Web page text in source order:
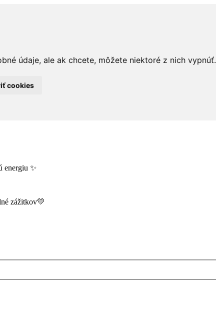
údaje, ale ak chcete, môžete niektoré z nich vypnúť.
cookies
energiu ✨
zážitkov💛